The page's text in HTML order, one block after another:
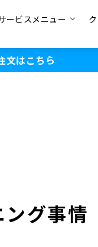
ービスメニュー
文はこちら
グ事情